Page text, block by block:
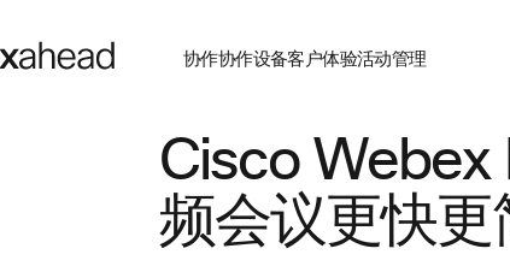
协作协作设备客户体验活动管理
Cisco
频会议更快更